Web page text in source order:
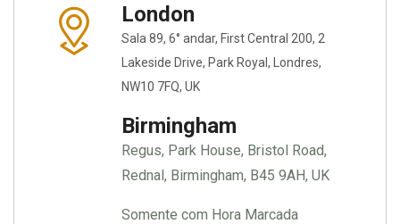
London
Sala 89, 6° andar, First Central 200, 2
Lakeside Drive, Park Royal, Londres,
NW10 7FQ, UK
Birmingham
Regus, Park House, Bristol Road,
Rednal, Birmingham, B45 9AH, UK
Somente com Hora Marcada